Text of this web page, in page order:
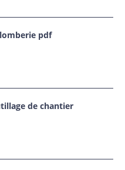
pdf
de chantier